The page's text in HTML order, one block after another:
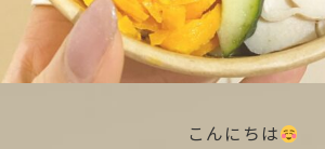
こんにちは